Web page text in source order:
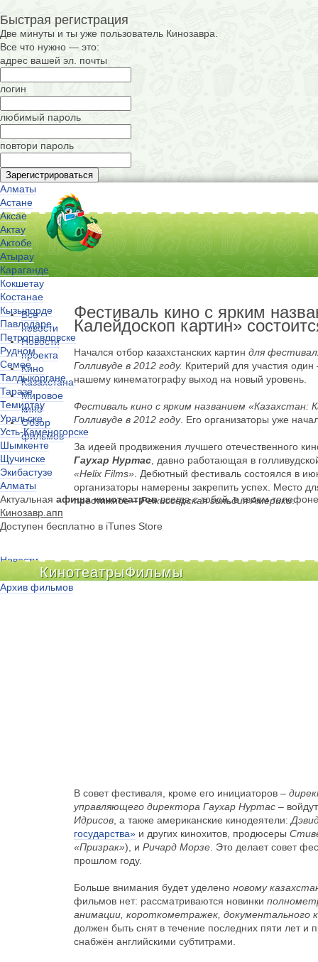
Быстрая регистрация
Две минуты и ты уже пользователь Кинозавра.
Все что нужно — это:
адрес вашей эл. почты
логин
любимый пароль
повтори пароль
Алматы
Астане
Аксае
Актау
Актобе
Атырау
Караганде
Кокшетау
Костанае
Кызылорде
Павлодаре
Петропавловске
Рудном
Семее
Талдыкоргане
Таразе
Темиртау
Уральске
Усть-Каменогорске
Шымкенте
Щучинске
Экибастузе
Алматы
Актуальная афиша кинотеатроввсегда с тобой, в твоем телефоне
Кинозавр.апп
Доступен бесплатно в iTunes Store
КинотеатрыФильмы
Новости
Киноклубы
Архив фильмов
Все
новости
Новости
проекта
Кино
Казахстана
Мировое
кино
Обзор
фильмов
Фестиваль кино с ярким
Калейдоскоп картин»
Начался отбор казахстанских картин для
Голливуде в 2012 году. Критерий для участия
нашему кинематографу выход на новый уровень.
Фестиваль кино с ярким названием «Казахстан:
Голливуде в 2012 году. Его организаторы уже
За идеей продвижения лучшего отечественного
Гаухар Нуртас, давно работающая в
«Helix Films». Дебютный фестиваль состоялся в
организаторы намерены закрепить успех. Место
престижное –Режиссёрская гильдия Америки.
В совет фестиваля, кроме его инициаторов –
управляющего директора Гаухар Нуртас–
Идрисов, а также американские кинодеятели:
государства»и других кинохитов, продюсеры
«Призрак»), и Ричард Морзе. Это делает совет
прошлом году.
Больше внимания будет уделено новому
фильмов нет: рассматриваются новинки
анимации, короткометражек, документального
должен быть снят в течение последних пяти лет и
снабжён английскими субтитрами.